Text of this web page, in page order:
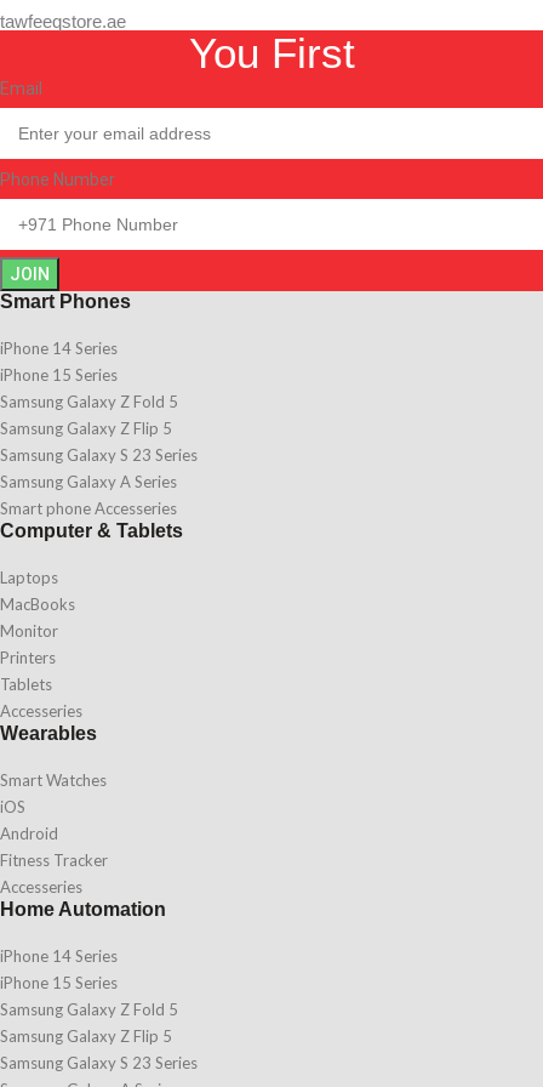
tawfeeqstore.ae
You First
Email
Phone Number
JOIN
Smart Phones
iPhone 14 Series
iPhone 15 Series
Samsung Galaxy Z Fold 5
Samsung Galaxy Z Flip 5
Samsung Galaxy S 23 Series
Samsung Galaxy A Series
Smart phone Accesseries
Computer & Tablets
Laptops
MacBooks
Monitor
Printers
Tablets
Accesseries
Wearables
Smart Watches
iOS
Android
Fitness Tracker
Accesseries
Home Automation
iPhone 14 Series
iPhone 15 Series
Samsung Galaxy Z Fold 5
Samsung Galaxy Z Flip 5
Samsung Galaxy S 23 Series